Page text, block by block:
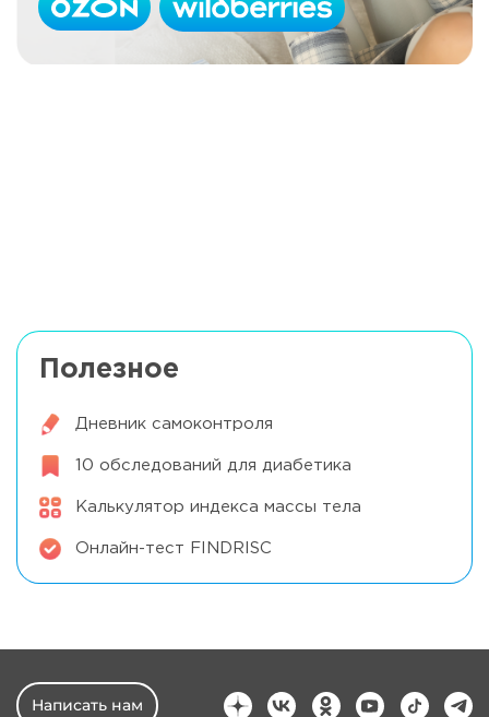
Полезное
Дневник самоконтроля
10 обследований для диабетика
Калькулятор индекса массы тела
Онлайн-тест FINDRISC
Написать нам